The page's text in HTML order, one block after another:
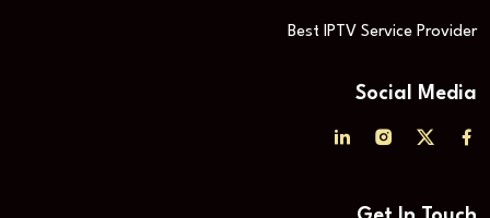
Best IPTV Service Provider
Social Media